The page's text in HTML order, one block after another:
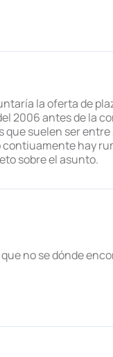
la oferta de
2006 antes de la
suelen ser entre
hay
sobre el asunto.
no se dónde